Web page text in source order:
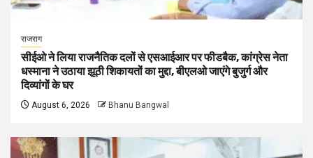
राजराग
सीईओ ने लिया राजनैतिक दलों से एसआईआर पर फीडबैक, कांग्रेस नेता
धस्माना ने उठाया झूठी शिकायतों का मुद्दा, बीएलओ जाएंगे बुजुर्ग और
दिव्यांगों के घर
August 6, 2026 Bhanu Bangwal